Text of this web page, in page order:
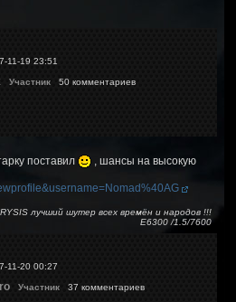
11-19 23:51
Участник 50 комментариев
поставил
, шансы на высокую
лучший шутер всех времён и народов !!!
Е6300 /1.5/7600
11-20 00:27
Участник 37 комментариев